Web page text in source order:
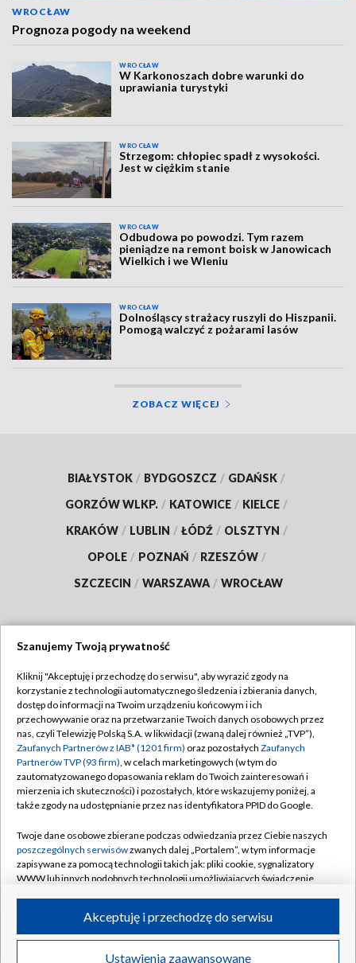
WROCŁAW
Prognoza pogody na weekend
WROCŁAW
W Karkonoszach dobre warunki do
uprawiania turystyki
WROCŁAW
Strzegom: chłopiec spadł z wysokości.
Jest w ciężkim stanie
WROCŁAW
Odbudowa po powodzi. Tym razem
pieniądze na remont boisk w Janowicach
Wielkich i we Wleniu
WROCŁAW
Dolnośląscy strażacy ruszyli do Hiszpanii.
Pomogą walczyć z pożarami lasów
ZOBACZ WIĘCEJ
BIAŁYSTOK / BYDGOSZCZ / GDAŃSK /
GORZÓW WLKP. / KATOWICE / KIELCE /
KRAKÓW / LUBLIN / ŁÓDŹ / OLSZTYN /
OPOLE / POZNAŃ / RZESZÓW /
SZCZECIN / WARSZAWA / WROCŁAW
TVP
Abonament TVP
Emisja w TVP
Centrum informacji TVP
Naziemna Telewizja Cyfrowa
Rada Programowa
System NOS
Informacje o nadawcy
Program dla prasy
Regulamin TVP
Polityka prywatności
Moje zgody
Pomoc
Kontakt
Kanały
©2026 Telewizja Polska S.A. w likwidacji
Szanujemy Twoją prywatność
Kliknij "Akceptuję i przechodzę do serwisu", aby wyrazić zgody na
korzystanie z technologii automatycznego śledzenia i zbierania danych,
dostęp do informacji na Twoim urządzeniu końcowym i ich
przechowywanie oraz na przetwarzanie Twoich danych osobowych przez
nas, czyli Telewizję Polską S.A. w likwidacji (zwaną dalej również „TVP”),
Zaufanych Partnerów z IAB* (1201 firm) oraz pozostałych Zaufanych
Partnerów TVP (93 firm), w celach marketingowych (w tym do
zautomatyzowanego dopasowania reklam do Twoich zainteresowań i
mierzenia ich skuteczności) i pozostałych, które wskazujemy poniżej, a
także zgody na udostępnianie przez nas identyfikatora PPID do Google.
Twoje dane osobowe zbierane podczas odwiedzania przez Ciebie naszych
poszczególnych serwisówzwanych dalej „Portalem”, w tym informacje
zapisywane za pomocą technologii takich jak: pliki cookie, sygnalizatory
WWW lub innych podobnych technologii umożliwiających świadczenie
ruchu w Internecie.
Twoje dane osobowe zbierane podczas odwiedzania przez Ciebie
Ustawienia zaawansowane
Akceptuję i przechodzę do serwisu